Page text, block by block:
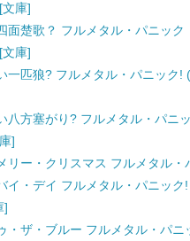
庫]
面楚歌？ フルメタル・パニッ
庫]
一匹狼? フルメタル・パニック
八方塞がり? フルメタル・パニ
]
リー・クリスマス フルメタル
イ・デイ フルメタル・パニッ
]
・ザ・ブルー フルメタル・パ